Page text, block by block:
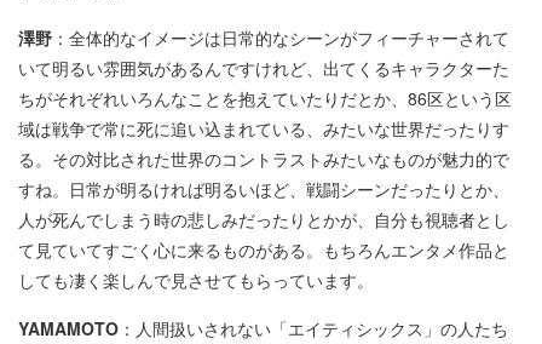
澤野 ：全体的なイメージは日常的なシーンがフィーチャーされて
いて明るい雰囲気があるんですけれど、出てくるキャラクターた
ちがそれぞれいろんなことを抱えていたりだとか、86区という区
域は戦争で常に死に追い込まれている、みたいな世界だったりす
る。その対比された世界のコントラストみたいなものが魅力的で
すね。日常が明るければ明るいほど、戦闘シーンだったりとか、
人が死んでしまう時の悲しみだったりとかが、自分も視聴者とし
て見ていてすごく心に来るものがある。もちろんエンタメ作品と
しても凄く楽しんで見させてもらっています。
YAMAMOTO ：人間扱いされない「エイティシックス」の人たち